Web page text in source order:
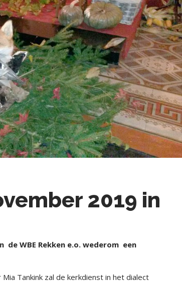
2019 in
de WBE Rekken e.o. wederom een
Tankink zal de kerkdienst in het dialect